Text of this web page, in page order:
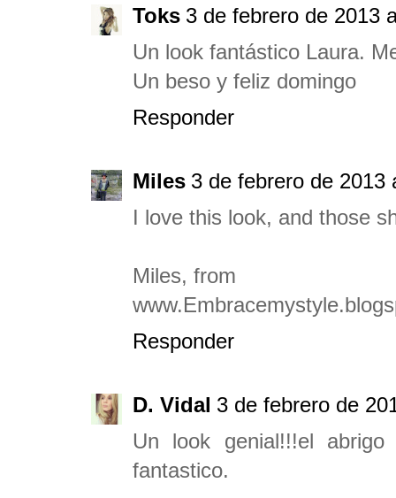
Toks 3 de febrero de 2013
Un look fantástico Laura.
Un beso y feliz domingo
Responder
Miles 3 de febrero de 2013
I love this look, and those
Miles, from
Responder
D. Vidal 3 de febrero de
Un look genial!!!el
fantastico.